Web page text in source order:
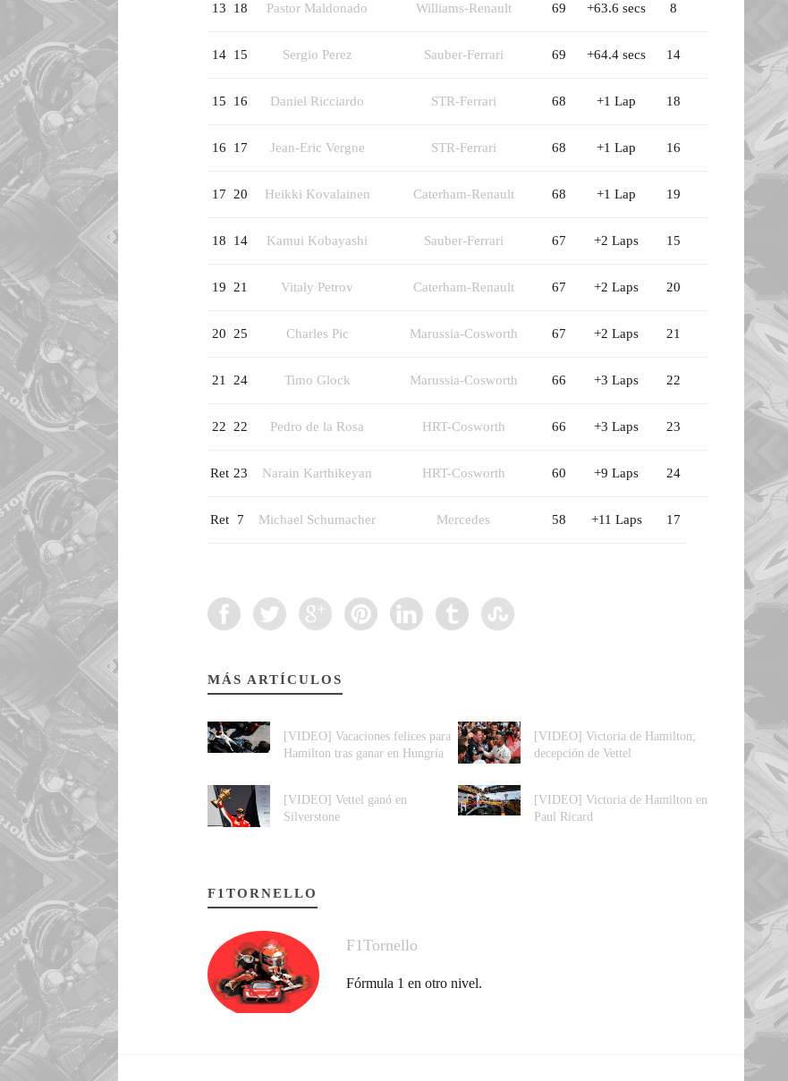
13 18 Pastor Maldonado Williams-Renault 69 +63.6 secs 8
14 15 Sergio Perez Sauber-Ferrari 69 +64.4 secs 14
15 16 Daniel Ricciardo STR-Ferrari 68 +1 Lap 18
16 17 Jean-Eric Vergne STR-Ferrari 68 +1 Lap 16
17 20 Heikki Kovalainen Caterham-Renault 68 +1 Lap 19
18 14 Kamui Kobayashi Sauber-Ferrari 67 +2 Laps 15
19 21 Vitaly Petrov Caterham-Renault 67 +2 Laps 20
20 25 Charles Pic Marussia-Cosworth 67 +2 Laps 21
21 24 Timo Glock Marussia-Cosworth 66 +3 Laps 22
22 22 Pedro de la Rosa HRT-Cosworth 66 +3 Laps 23
Ret 23 Narain Karthikeyan HRT-Cosworth 60 +9 Laps 24
Ret 7 Michael Schumacher Mercedes 58 +11 Laps 17
MÁS ARTÍCULOS
[VIDEO] Vacaciones felices para
Hamilton tras ganar en Hungría
[VIDEO] Victoria de Hamilton;
decepción de Vettel
[VIDEO] Vettel ganó en
Silverstone
[VIDEO] Victoria de Hamilton en
Paul Ricard
F1TORNELLO
F1Tornello
Fórmula 1 en otro nivel.